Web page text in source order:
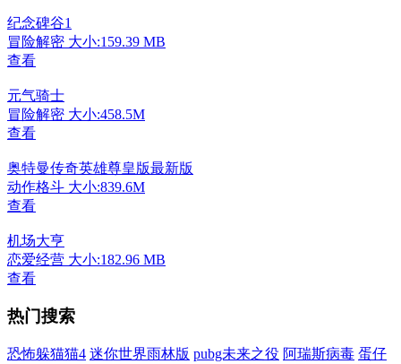
纪念碑谷1
冒险解密 大小:159.39 MB
查看
元气骑士
冒险解密 大小:458.5M
查看
奥特曼传奇英雄尊皇版最新版
动作格斗 大小:839.6M
查看
机场大亨
恋爱经营 大小:182.96 MB
查看
热门搜索
恐怖躲猫猫4 迷你世界雨林版 pubg未来之役 阿瑞斯病毒 蛋仔